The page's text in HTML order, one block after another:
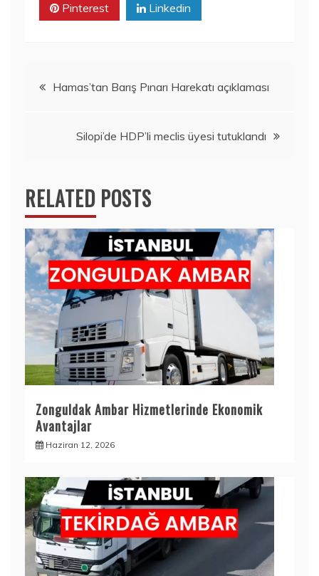
Pinterest Linkedin
YazıHamas’tan Barış Pınarı Harekatı açıklaması
Silopi’de HDP’li meclis üyesi tutuklandı
RELATED POSTS
Zonguldak Ambar Hizmetlerinde Ekonomik
Avantajlar
Haziran 12, 2026